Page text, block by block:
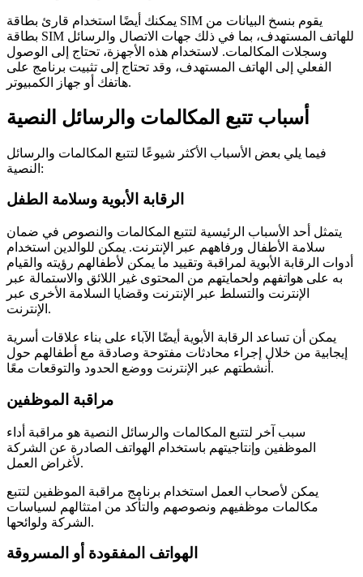
يمكنك أيضًا استخدام قارئ بطاقة SIM يقوم بنسخ البيانات من
بطاقة SIM للهاتف المستهدف، بما في ذلك جهات الاتصال والرسائل
وسجلات المكالمات. لاستخدام هذه الأجهزة، تحتاج إلى الوصول
الفعلي إلى الهاتف المستهدف، وقد تحتاج إلى تثبيت برنامج على
هاتفك أو جهاز الكمبيوتر.
أسباب تتبع المكالمات والرسائل النصية
فيما يلي بعض الأسباب الأكثر شيوعًا لتتبع المكالمات والرسائل
النصية:
الرقابة الأبوية وسلامة الطفل
يتمثل أحد الأسباب الرئيسية لتتبع المكالمات والنصوص في ضمان
سلامة الأطفال ورفاههم عبر الإنترنت. يمكن للوالدين استخدام
أدوات الرقابة الأبوية لمراقبة وتقييد ما يمكن لأطفالهم رؤيته والقيام
به على هواتفهم ولحمايتهم من المحتوى غير اللائق والاستمالة عبر
الإنترنت والتسلط عبر الإنترنت وقضايا السلامة الأخرى عبر
الإنترنت.
يمكن أن تساعد الرقابة الأبوية أيضًا الآباء على بناء علاقات أسرية
إيجابية من خلال إجراء محادثات مفتوحة وصادقة مع أطفالهم حول
أنشطتهم عبر الإنترنت ووضع الحدود والتوقعات معًا.
مراقبة الموظفين
سبب آخر لتتبع المكالمات والرسائل النصية هو مراقبة أداء
الموظفين وإنتاجيتهم باستخدام الهواتف الصادرة عن الشركة
لأغراض العمل.
يمكن لأصحاب العمل استخدام برنامج مراقبة الموظفين لتتبع
مكالمات موظفيهم ونصوصهم والتأكد من امتثالهم لسياسات
الشركة ولوائحها.
الهواتف المفقودة أو المسروقة